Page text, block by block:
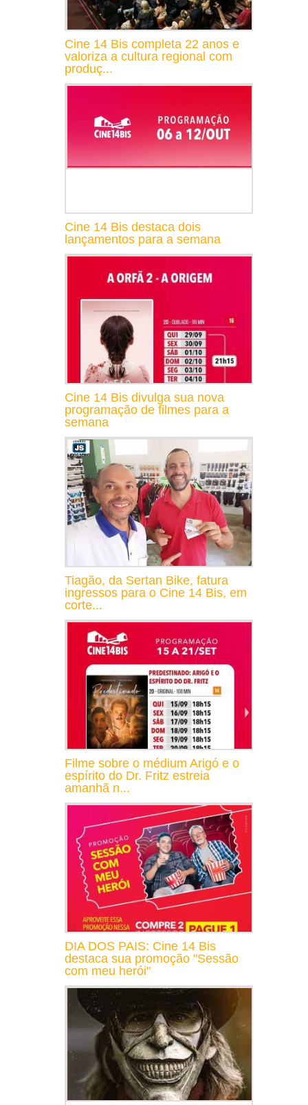
Cine 14 Bis completa 22 anos e
valoriza a cultura regional com
produç...
Cine 14 Bis destaca dois
lançamentos para a semana
Cine 14 Bis divulga sua nova
programação de filmes para a
semana
Tiagão, da Sertan Bike, fatura
ingressos para o Cine 14 Bis, em
corte...
Filme sobre o médium Arigó e o
espírito do Dr. Fritz estreia
amanhã n...
DIA DOS PAIS: Cine 14 Bis
destaca sua promoção "Sessão
com meu herói"